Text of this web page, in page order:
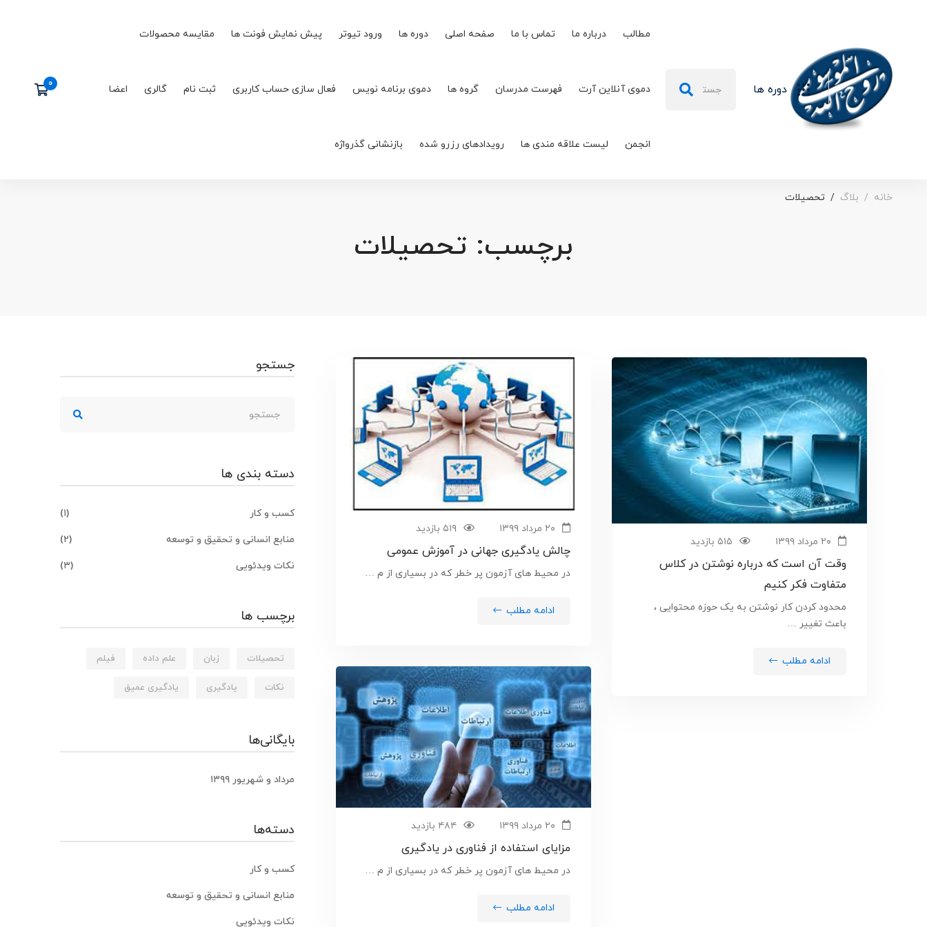
دوره ها
برای:
مطالب درباره ما تماس با ما صفحه اصلی دوره ها ورود تیوتر پیش نمایش فونت ها مقایسه محصولات
دموی آنلاین آرت فهرست مدرسان گروه ها دموی برنامه نویس فعال سازی حساب کاربری ثبت نام گالری اعضا
انجمن لیست علاقه مندی ها رویدادهای رزرو شده بازنشانی گذرواژه
خانه بلاگ تحصیلات
برچسب: تحصیلات
۲۰ مرداد ۱۳۹۹ ۵۱۵ بازدید
وقت آن است که درباره نوشتن در کلاس
متفاوت فکر کنیم
محدود کردن کار نوشتن به یک حوزه محتوایی ،
باعث تغییر …
ادامه مطلب
۲۰ مرداد ۱۳۹۹ ۵۱۹ بازدید
چالش یادگیری جهانی در آموزش عمومی
در محیط های آزمون پر خطر که در بسیاری از م …
ادامه مطلب
۲۰ مرداد ۱۳۹۹ ۴۸۴ بازدید
مزایای استفاده از فناوری در یادگیری
در محیط های آزمون پر خطر که در بسیاری از م …
ادامه مطلب
جستجو
برای:
دسته بندی ها
کسب و کار
(۱)
منابع انسانی و تحقیق و توسعه
(۲)
نکات ویدئویی
(۳)
برچسب ها
تحصیلات زبان علم داده فیلم
نکات یادگیری یادگیری عمیق
بایگانی‌ها
مرداد و شهریور ۱۳۹۹
دسته‌ها
کسب و کار
منابع انسانی و تحقیق و توسعه
نکات ویدئویی